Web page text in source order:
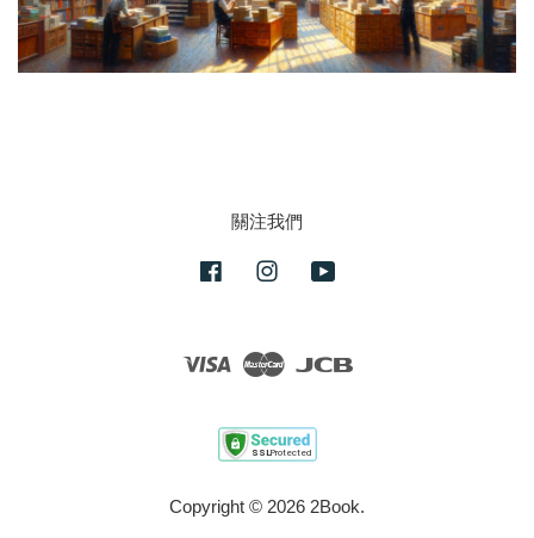
關注我們
FacebookInstagram
Visa Master JCB
Copyright © 2026 2Book.